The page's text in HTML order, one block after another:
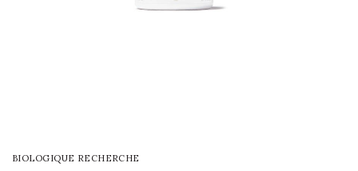
BIOLOGIQUE RECHERCHE